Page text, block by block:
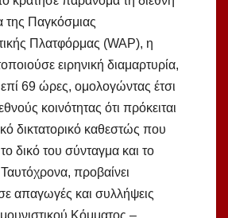
της Παγκόσμιας
Πλατφόρμας (WAP), η
ειρηνική διαμαρτυρία,
69 ώρες, ομολογώντας έτσι
κοινότητας ότι πρόκειται
δικτατορικό καθεστώς που
δικό του σύνταγμα και το
Ταυτόχρονα, προβαίνει
απαγωγές και συλλήψεις